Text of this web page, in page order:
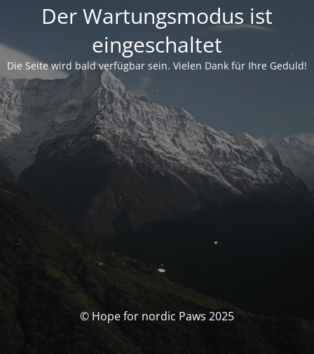
Der Wartungsmodus ist
eingeschaltet
Die Seite wird bald verfügbar sein. Vielen Dank für Ihre Geduld!
© Hope for nordic Paws 2025